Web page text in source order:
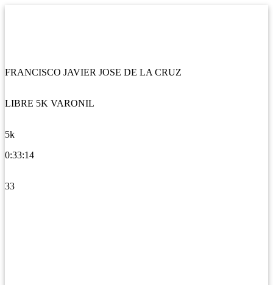
FRANCISCO JAVIER JOSE DE LA CRUZ
LIBRE 5K VARONIL
5k
0:33:14
33